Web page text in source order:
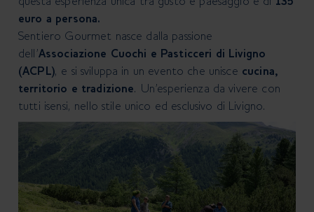
euro a persona.
Sentiero Gourmet nasce dalla passione
dell’Associazione Cuochi e Pasticceri di Livigno
(ACPL), e si sviluppa in un evento che unisce cucina,
territorio e tradizione. Un’esperienza da vivere con
tutti isensi, nello stile unico ed esclusivo di Livigno.